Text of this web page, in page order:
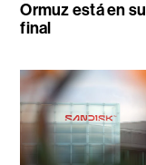
Ormuz está en
final